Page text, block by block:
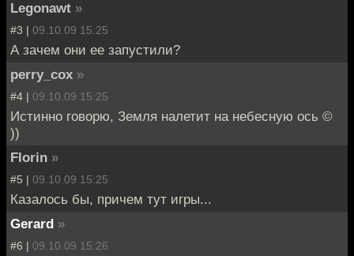
Legonawt »
#3 | 09.10.09 15:25
А зачем они ее запустили?
perry_cox »
#4 | 09.10.09 15:25
Истинно говорю, Земля налетит на небесную ось ©
))
Florin »
#5 | 09.10.09 15:25
Казалось бы, причем тут игры...
Gerard »
#6 | 09.10.09 15:26